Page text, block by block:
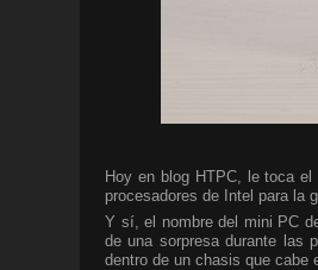
Hoy en blog HTPC, le toca
procesadores de Intel para la
Y sí, el nombre del mini PC
de una sorpresa durante las
dentro de un chasis que cabe